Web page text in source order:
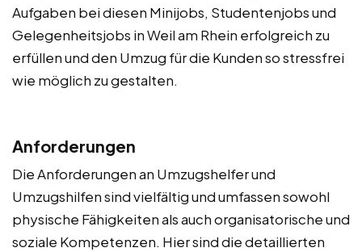
Aufgaben bei diesen Minijobs, Studentenjobs und
Gelegenheitsjobs in Weil am Rhein erfolgreich zu
erfüllen und den Umzug für die Kunden so stressfrei
wie möglich zu gestalten.
Anforderungen
Die Anforderungen an Umzugshelfer und
Umzugshilfen sind vielfältig und umfassen sowohl
physische Fähigkeiten als auch organisatorische und
soziale Kompetenzen. Hier sind die detaillierten